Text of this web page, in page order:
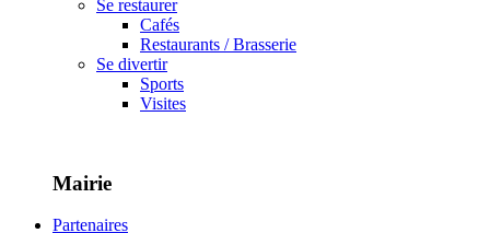
Se restaurer
Cafés
Restaurants / Brasserie
Se divertir
Sports
Visites
Mairie
Partenaires